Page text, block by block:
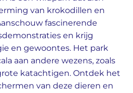
van krokodillen en
fascinerende
en krijg
en gewoontes. Het park
aan andere wezens, zoals
katachtigen. Ontdek het
van deze dieren en